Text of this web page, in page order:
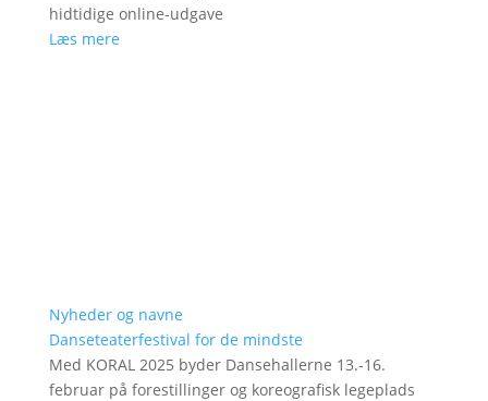
hidtidige online-udgave
Læs mere
Nyheder og navne
Danseteaterfestival for de mindste
Med KORAL 2025 byder Dansehallerne 13.-16.
februar på forestillinger og koreografisk legeplads